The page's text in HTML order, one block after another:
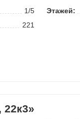
1/5 Этажей:
221